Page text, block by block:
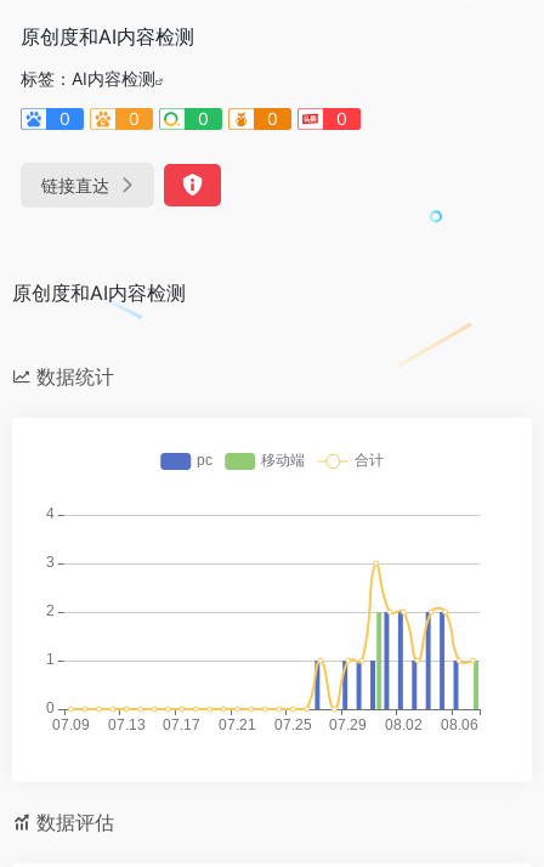
原创度和AI内容检测
标签： AI内容检测
0
0 0 0 0
链接直达
原创度和AI内容检测
数据统计
数据评估